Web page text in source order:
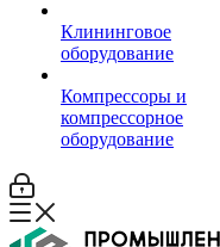
Клининговое
оборудование
Компрессоры и
компрессорное
оборудование